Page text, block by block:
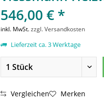
546,00 € *
inkl. MwSt.zzgl. Versandkosten
Lieferzeit ca. 3 Werktage
Vergleichen Merken